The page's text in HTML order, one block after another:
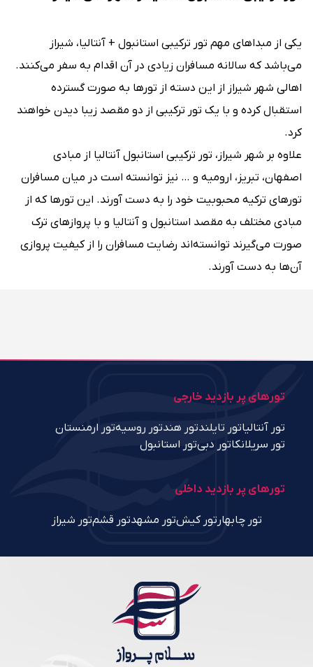
یکی از مبداهای مهم تور ترکیبی استانبول + آنتالیا، شیراز
می‌باشد که سالانه مسافران زیادی در آن اقدام به سفر می‌کنند.
اهالی شهر شیراز از این دسته از تورها به صورت گسترده
استقبال کرده و با یک تور ترکیبی از دو مقصد زیبا دیدن خواهند
کرد.
علاوه بر شهر شیراز، تور ترکیبی استانبول آنتالیا از مبادی
اصفهان، تبریز، ارومیه و … نیز توانسته است در میان مسافران
تورهای ترکیه محبوبیت خود را به دست آورند. این تورها که از
مبادی مختلف به مقصد استانبول و آنتالیا و با پروازهای ترک
صورت می‌گیرند توانسته‌اند رضایت مسافران را از کیفیت پروازی
آن‌ها به دست آورند.
تورهای پر بازدید خارجی
تور آنتالیاتور تایلندتور هندتور روسیهتور ارمنستان
تور سریلانکاتور دبیتور استانبول
تورهای پر بازدید داخلی
تور چابهار تور کیشتور مشهدتور قشمتور شیراز